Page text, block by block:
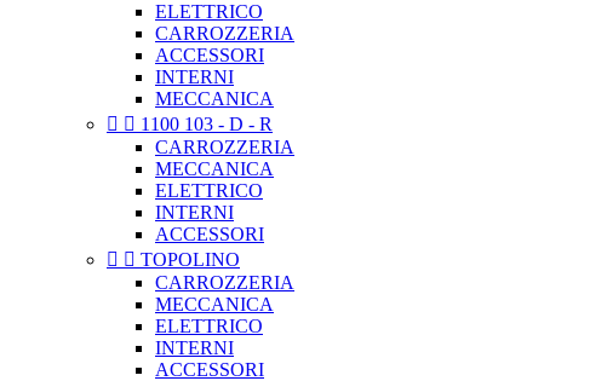
ELETTRICO
CARROZZERIA
ACCESSORI
INTERNI
MECCANICA
  1100 103 - D - R
CARROZZERIA
MECCANICA
ELETTRICO
INTERNI
ACCESSORI
  TOPOLINO
CARROZZERIA
MECCANICA
ELETTRICO
INTERNI
ACCESSORI